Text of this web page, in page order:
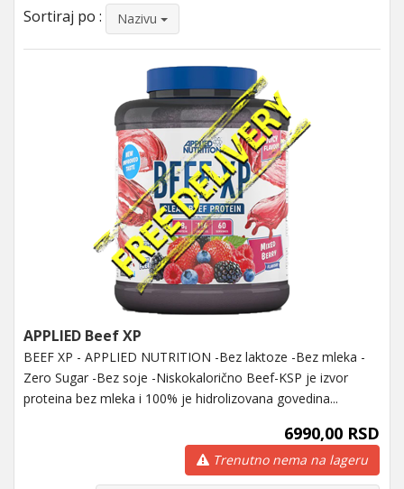
Sortiraj po : Nazivu
APPLIED Beef XP
BEEF XP - APPLIED NUTRITION -Bez laktoze -Bez mleka -
Zero Sugar -Bez soje -Niskokalorično Beef-KSP je izvor
proteina bez mleka i 100% je hidrolizovana govedina...
6990,00 RSD
Trenutno nema na lageru